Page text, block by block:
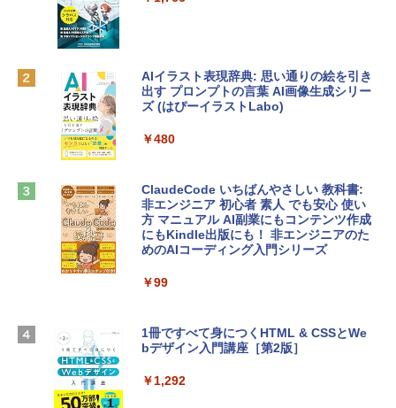
￥162,598
tomtoc 360°保護 15.6 16インチ パソコ
￥2,952
Apple 2026 MacBook Air M5チップ搭載
igence、13.6インチLiquid Retinaディ
ームカメラ、日本語キーボード、Touch I
D - シルバー
￥261,414
Microsoft Office Home & Business 202
4(最新 永続版)|オンラインコード版|Wind
Robloxギフトカード - 2,000 Robux 【限
定バーチャルアイテムを含む】 【オンラ
インゲームコード】 ロブロックス | オン
ラインコード版
￥3,200
Robloxギフトカード - 1000 Robux 【限
定バーチャルアイテムを含む】 【オンラ
ラインコード版
AIイラスト表現辞典: 思い通りの絵を引き
出す プロンプトの言葉 AI画像生成シリー
ズ (はぴーイラストLabo)
￥480
ClaudeCode いちばんやさしい 教科書:
非エンジニア 初心者 素人 でも安心 使い
方 マニュアル AI副業にもコンテンツ作成
にもKindle出版にも！ 非エンジニアのた
めのAIコーディング入門シリーズ
￥99
1冊ですべて身につくHTML & CSSとWe
bデザイン入門講座［第2版］
￥1,292